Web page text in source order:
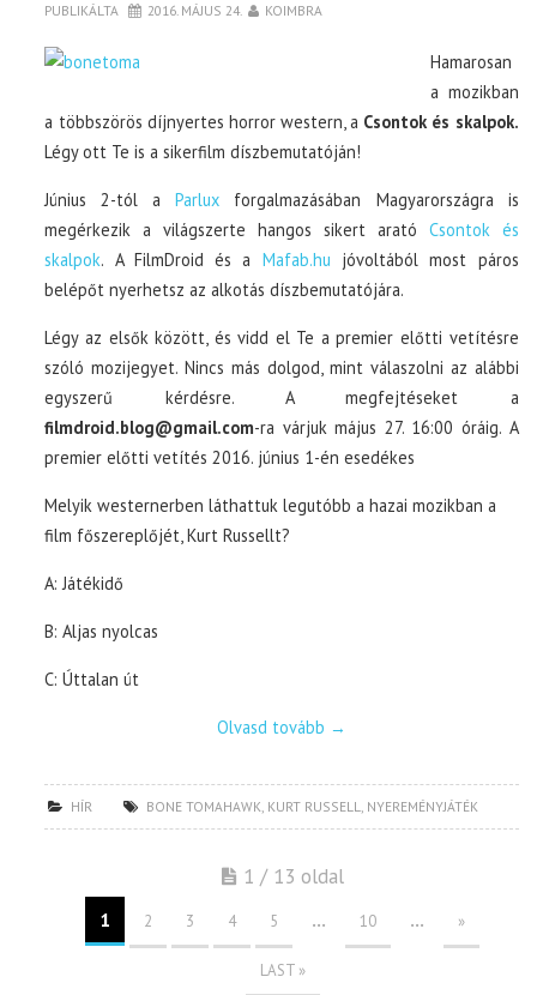
PUBLIKÁLTA 2016. MÁJUS 24. KOIMBRA
Hamarosan
a mozikban
a többszörös díjnyertes horror western, a Csontok és skalpok.
Légy ott Te is a sikerfilm díszbemutatóján!
Június 2-tól aParlux forgalmazásában Magyarországra is
megérkezik a világszerte hangos sikert arató Csontok és
skalpok. A FilmDroid és a Mafab.hu jóvoltából most páros
belépőt nyerhetsz az alkotás díszbemutatójára.
Légy az elsők között, és vidd el Te a premier előtti vetítésre
szóló mozijegyet. Nincs más dolgod, mint válaszolni az alábbi
egyszerű kérdésre. A megfejtéseket a
filmdroid.blog@gmail.com-ra várjuk május 27. 16:00 óráig. A
premier előtti vetítés 2016. június 1-én esedékes
Melyik westernerben láthattuk legutóbb a hazai mozikban a
film főszereplőjét, Kurt Russellt?
A: Játékidő
B: Aljas nyolcas
C: Úttalan út
Olvasd tovább →
HÍR BONE TOMAHAWK, KURT RUSSELL, NYEREMÉNYJÁTÉK
1 / 13 oldal
1 2 3 4 5 ... 10 ... »
LAST »